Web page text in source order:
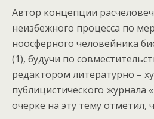
Автор концепции
неизбежного процесса по
ноосферного человейника
(1), будучи по
редактором литературно –
публицистического журнала
очерке на эту тему отметил,